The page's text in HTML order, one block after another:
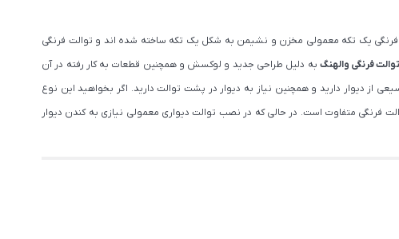
فرنگی یک تکه معمولی مخزن و نشیمن به شکل یک تکه ساخته شده­ اند و توالت فرنگی
توالت فرنگی والهنگ به دلیل طراحی جدید و لوکسش و همچنین قطعات به کار رفته در آن
از دیوار دارید و همچنین نیاز به دیوار در پشت توالت دارید. اگر بخواهید این نوع
فرنگی متفاوت است. در حالی که در نصب توالت دیواری معمولی نیازی به کندن دیوار